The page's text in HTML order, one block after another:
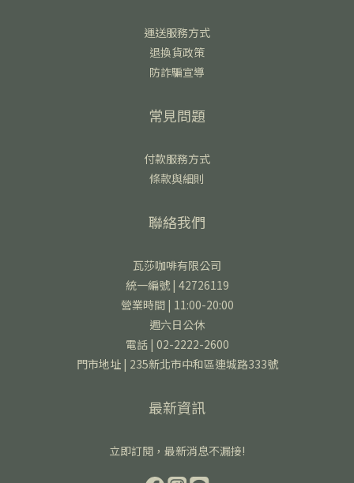
運送服務方式
退換貨政策
防詐騙宣導
常見問題
付款服務方式
條款與細則
聯絡我們
瓦莎咖啡有限公司
統一編號 | 42726119
營業時間 | 11:00-20:00
週六日公休
電話 | 02-2222-2600
門市地址 | 235新北市中和區連城路333號
最新資訊
立即訂閱，最新消息不漏接!